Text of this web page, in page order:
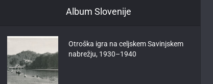
Album Slovenije
Otroška igra na celjskem Savinjskem
nabrežju, 1930–1940